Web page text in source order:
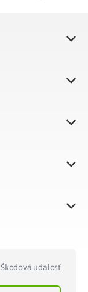
Škodová udalosť